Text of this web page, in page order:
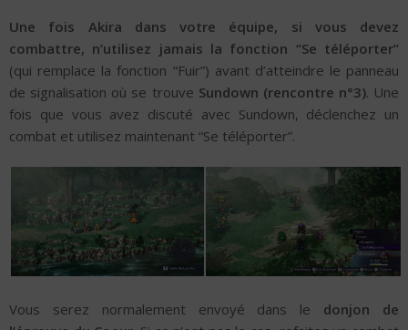
Une fois Akira dans votre équipe, si vous devez
combattre, n’utilisez jamais la fonction “Se téléporter”
(qui remplace la fonction “Fuir”) avant d’atteindre le panneau
de signalisation où se trouve Sundown (rencontre n°3). Une
fois que vous avez discuté avec Sundown, déclenchez un
combat et utilisez maintenant “Se téléporter”.
Vous serez normalement envoyé dans le donjon de